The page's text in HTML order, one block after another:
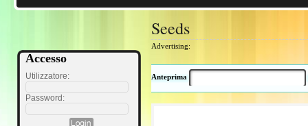
Accesso
Utilizzatore:
Password:
Seeds
Advertising:
Anteprima